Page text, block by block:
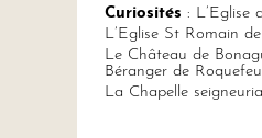
Curiosités : L’Eglise
L’Eglise St Romain
Le Château de
Béranger de
La Chapelle